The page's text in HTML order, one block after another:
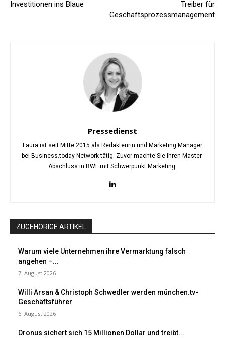
Investitionen ins Blaue
Treiber für
Geschäftsprozessmanagement
Pressedienst
Laura ist seit Mitte 2015 als Redakteurin und Marketing Manager
bei Business.today Network tätig. Zuvor machte Sie Ihren Master-
Abschluss in BWL mit Schwerpunkt Marketing.
ZUGEHÖRIGE ARTIKEL
Warum viele Unternehmen ihre Vermarktung falsch
angehen –...
7. August 2026
Willi Arsan & Christoph Schwedler werden münchen.tv-
Geschäftsführer
6. August 2026
Dronus sichert sich 15 Millionen Dollar und treibt...